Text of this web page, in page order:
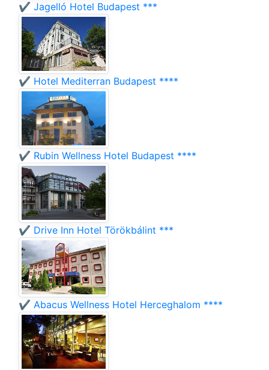
✔️ Jagelló Hotel Budapest ***
✔️ Hotel Mediterran Budapest ****
✔️ Rubin Wellness Hotel Budapest ****
✔️ Drive Inn Hotel Törökbálint ***
✔️ Abacus Wellness Hotel Herceghalom ****